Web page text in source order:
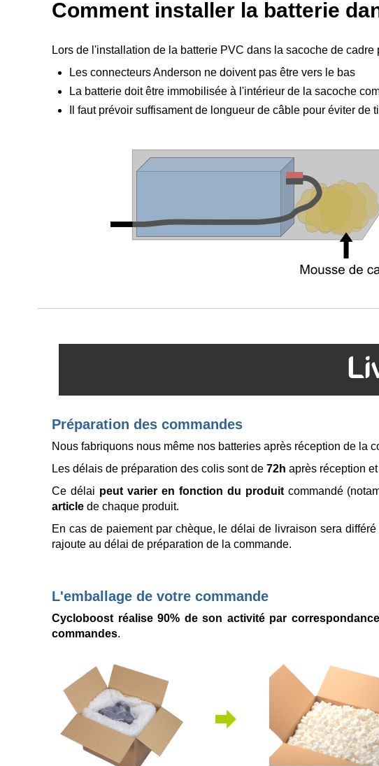
Comment installer la batterie
Lors de l'installation de la batterie PVC dans la sacoche de
Les connecteurs Anderson ne doivent pas être vers le bas
La batterie doit être immobilisée à l'intérieur de la sacoche
Il faut prévoir suffisament de longueur de câble pour éviter de
Préparation des commandes
Nous fabriquons nous même nos batteries après réception de la
Les délais de préparation des colis sont de72h après réception
Ce délai peut varier en fonction du produitcommandé
article de chaque produit.
En cas de paiement par chèque, le délai de livraison sera
rajoute au délai de préparation de la commande.
L'emballage de votre commande
Cycloboost réalise 90% de son activité par correspondance
commandes.